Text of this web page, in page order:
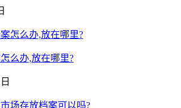
么办,放在哪里?